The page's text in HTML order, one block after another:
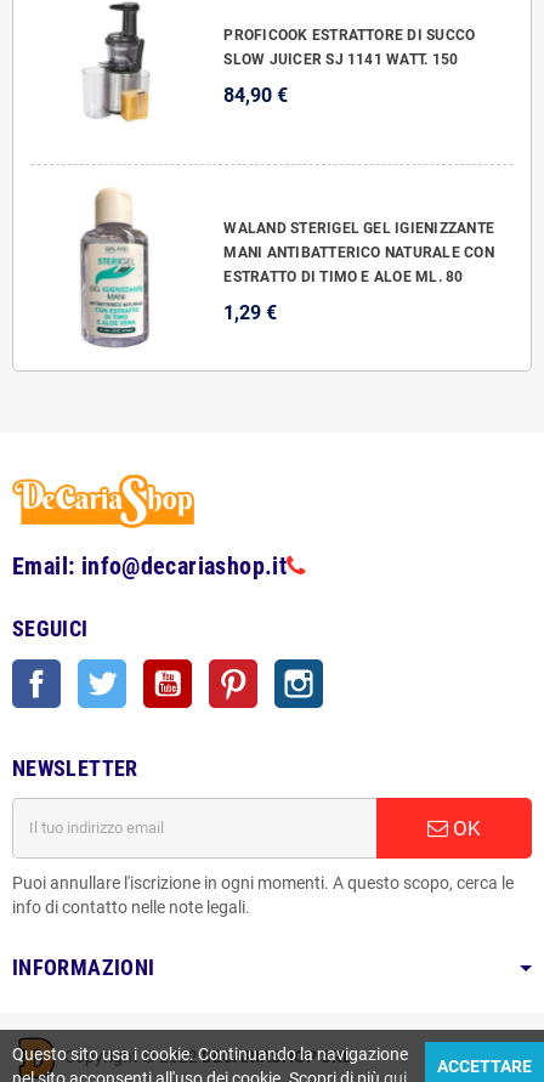
PROFICOOK ESTRATTORE DI SUCCO
SLOW JUICER SJ 1141 WATT. 150
84,90 €
WALAND STERIGEL GEL IGIENIZZANTE
MANI ANTIBATTERICO NATURALE CON
ESTRATTO DI TIMO E ALOE ML. 80
1,29 €
Email: info@decariashop.it
SEGUICI
Facebook Twitter YouTube Pinterest
NEWSLETTER
OK
Puoi annullare l'iscrizione in ogni momenti. A questo scopo, cerca le
info di contatto nelle note legali.
INFORMAZIONI
Copyright © 2022DECARIASHOP SRL
Questo sito usa i cookie. Continuando la navigazione
ACCETTARE